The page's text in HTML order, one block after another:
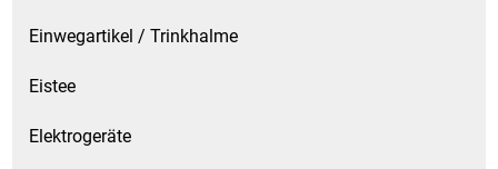
Einwegartikel / Trinkhalme
Eistee
Elektrogeräte